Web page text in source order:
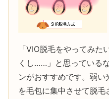
「VIO脱毛をやってみた
くし……」と思っている
ンがおすすめです。弱
を毛包に集中させて脱毛